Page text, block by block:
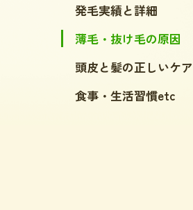
発毛実績と詳細
薄毛・抜け毛の原因
頭皮と髪の正しいケア
食事・生活習慣etc